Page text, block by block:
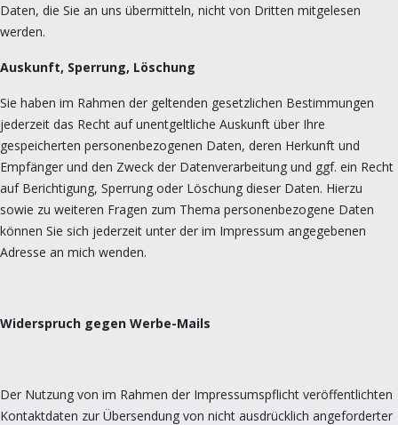
Daten, die Sie an uns übermitteln, nicht von Dritten mitgelesen
werden.
Auskunft, Sperrung, Löschung
Sie haben im Rahmen der geltenden gesetzlichen Bestimmungen
jederzeit das Recht auf unentgeltliche Auskunft über Ihre
gespeicherten personenbezogenen Daten, deren Herkunft und
Empfänger und den Zweck der Datenverarbeitung und ggf. ein Recht
auf Berichtigung, Sperrung oder Löschung dieser Daten. Hierzu
sowie zu weiteren Fragen zum Thema personenbezogene Daten
können Sie sich jederzeit unter der im Impressum angegebenen
Adresse an mich wenden.
Widerspruch gegen Werbe-Mails
Der Nutzung von im Rahmen der Impressumspflicht veröffentlichten
Kontaktdaten zur Übersendung von nicht ausdrücklich angeforderter